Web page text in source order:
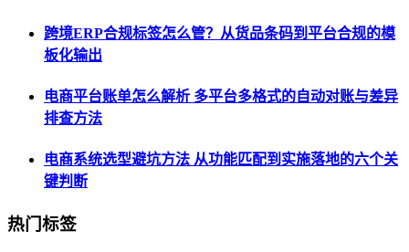
跨境ERP合规标签怎么管？从货品条码到平台合规的模
板化输出
电商平台账单怎么解析 多平台多格式的自动对账与差异
排查方法
电商系统选型避坑方法 从功能匹配到实施落地的六个关
键判断
热门标签